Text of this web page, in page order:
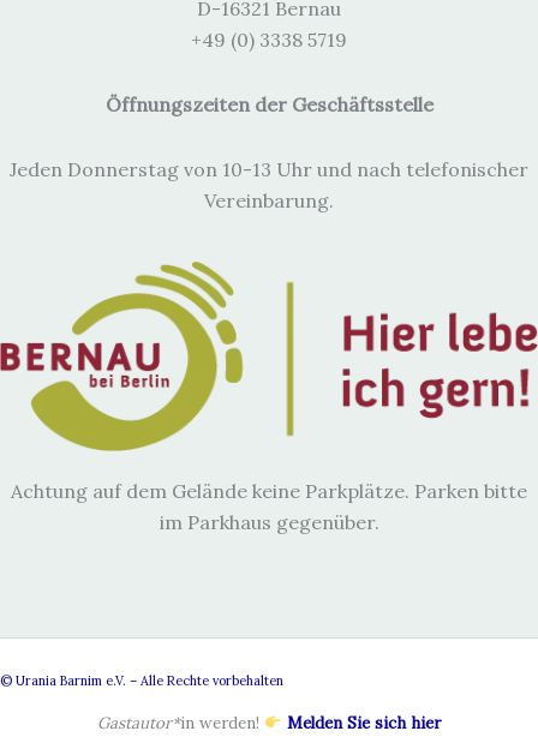
D-16321 Bernau
+49 (0) 3338 5719
Öffnungszeiten der Geschäftsstelle
Jeden Donnerstag von 10-13 Uhr und nach telefonischer
Vereinbarung.
Achtung auf dem Gelände keine Parkplätze. Parken bitte
im Parkhaus gegenüber.
© Urania Barnim e.V. – Alle Rechte vorbehalten
Gastautor*in werden! Melden Sie sich hier